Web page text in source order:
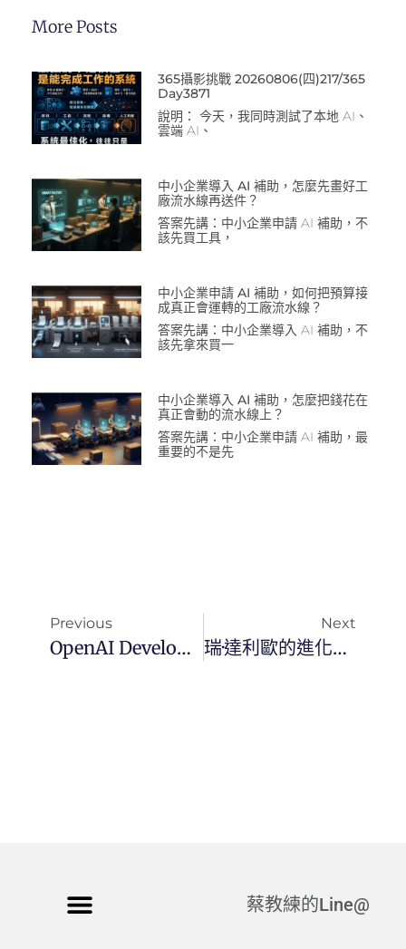
More Posts
365攝影挑戰 20260806(四)217/365
Day3871
說明： 今天，我同時測試了本地 AI、
雲端 AI、
中小企業導入 AI 補助，怎麼先畫好工
廠流水線再送件？
答案先講：中小企業申請 AI 補助，不
該先買工具，
中小企業申請 AI 補助，如何把預算接
成真正會運轉的工廠流水線？
答案先講：中小企業導入 AI 補助，不
該先拿來買一
中小企業導入 AI 補助，怎麼把錢花在
真正會動的流水線上？
答案先講：中小企業申請 AI 補助，最
重要的不是先
Previous
OpenAI Developers Plugin：Codex 正式進入「AI 產品代工廠」時代
Next
瑞·達利歐的進化成功學：達成目標的關鍵步驟
蔡教練的Line@